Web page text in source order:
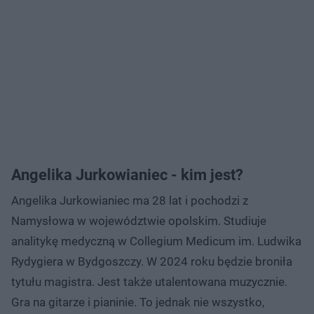
Angelika Jurkowianiec - kim jest?
Angelika Jurkowianiec ma 28 lat i pochodzi z
Namysłowa w województwie opolskim. Studiuje
analitykę medyczną w Collegium Medicum im. Ludwika
Rydygiera w Bydgoszczy. W 2024 roku będzie broniła
tytułu magistra. Jest także utalentowana muzycznie.
Gra na gitarze i pianinie. To jednak nie wszystko,